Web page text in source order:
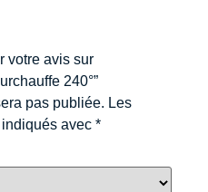
votre avis sur
240°”
pas publiée. Les
avec *